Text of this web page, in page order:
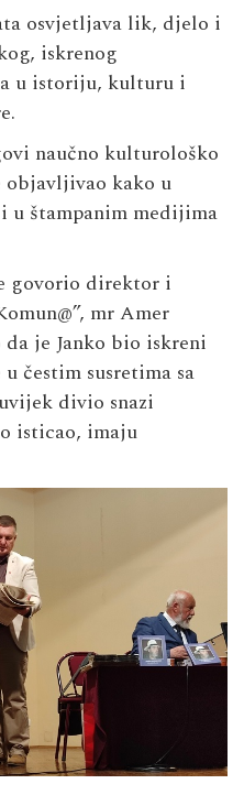
osvjetljava lik, djelo i
iskrenog
u istoriju, kulturu i
naučno kulturološko
kako u
u štampanim medijima
govorio direktor i
mr Amer
je Janko bio iskreni
čestim susretima sa
divio snazi
isticao, imaju